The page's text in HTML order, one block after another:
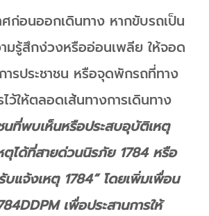
ก่อนออกเดินทาง หากขับรถเป็น
มรู้สึกง่วงหรืออ่อนเพลีย ให้จอด
ประชาชน หรือจุดพักรถที่ทาง
ว้ให้ตลอดเส้นทางการเดินทาง
นที่พบเห็นหรือประสบอุบัติเหตุ
ตุได้ที่สายด่วนนิรภัย 1784 หรือ
บแจ้งเหตุ 1784” โดยเพิ่มเพื่อน
เพื่อประสานการให้